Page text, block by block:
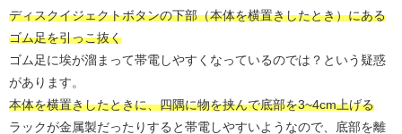
ディスクイジェクトボタンの下部（本体を横置きしたとき）にある
ゴム足を引っこ抜く
ゴム足に埃が溜まって帯電しやすくなっているのでは？という疑惑
があります。
本体を横置きしたときに、四隅に物を挟んで底部を3~4cm上げる
ラックが金属製だったりすると帯電しやすいようなので、底部を離